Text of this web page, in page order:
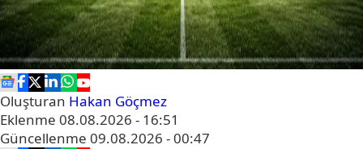
Oluşturan Hakan Göçmez
Eklenme 08.08.2026 - 16:51
Güncellenme 09.08.2026 - 00:47